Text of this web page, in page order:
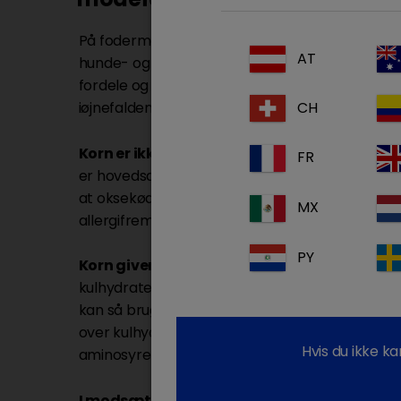
På fodermarkedet bruges udtrykket "kornfrit"
hunde- og kattefoder, ofte i positive
fordele og det bedste for dyret. Men
iøjnefaldende ved sit fravær....
Korn er ikke mere allergifremkaldende end
er hovedsageligt proteiner, der forårsager
at oksekød er den største synder - korn ligger
allergifremkaldende stoffer.
Korn giver værdifulde næringsstoffe
kulhydrater og giver kroppen lettilgængelig
kan så bruges til vigtigere ting end energi,
over kulhydrater, indeholder korn også
aminosyrer, kostfibre, vitaminer og mineraler.
AT
CH
FR
MX
PY
Hvis du ikke